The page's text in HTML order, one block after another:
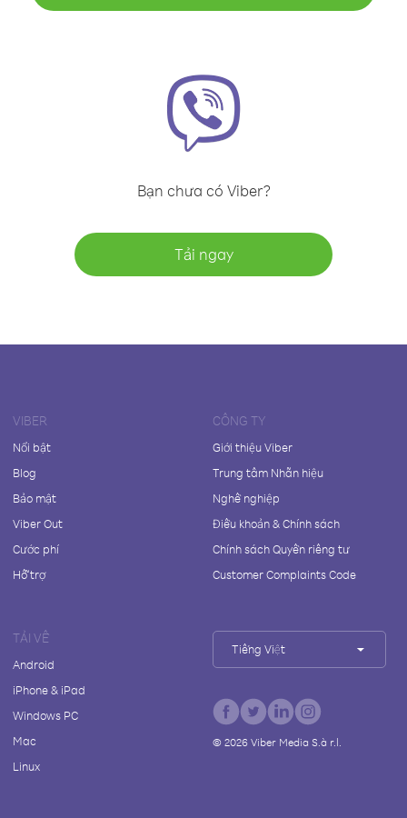
Bạn chưa có Viber?
Tải ngay
VIBER
Nổi bật
Blog
Bảo mật
Viber Out
Cước phí
Hỗ trợ
CÔNG TY
Giới thiệu Viber
Trung tâm Nhãn hiệu
Nghề nghiệp
Điều khoản & Chính sách
Chính sách Quyền riêng tư
Customer Complaints Code
TẢI VỀ
Android
iPhone & iPad
Windows PC
Mac
Linux
Tiếng Việt
© 2026Viber Media S.à r.l.